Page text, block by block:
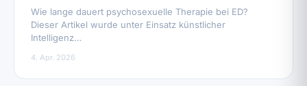
Wie lange dauert psychosexuelle Therapie bei ED?
Dieser Artikel wurde unter Einsatz künstlicher
Intelligenz…
4. Apr. 2026